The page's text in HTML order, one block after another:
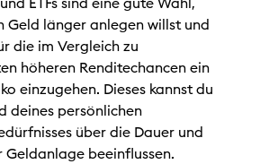
Geld länger anlegen willst und
die im Vergleich zu
höheren Renditechancen ein
einzugehen. Dieses kannst du
deines persönlichen
über die Dauer und
Geldanlage beeinflussen.